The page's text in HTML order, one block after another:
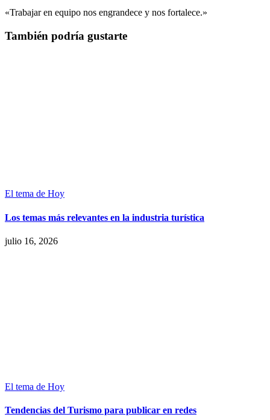
«Trabajar en equipo nos engrandece y nos fortalece.»
También podría gustarte
El tema de Hoy
Los temas más relevantes en la industria turística
julio 16, 2026
El tema de Hoy
Tendencias del Turismo para publicar en redes